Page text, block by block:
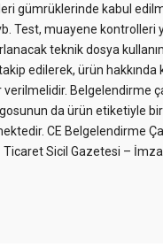
gümrüklerinde kabul
Test, muayene kontrolleri
teknik dosya
edilerek, ürün hakkında
Belgelendirme
da ürün etiketiyle
CE Belgelendirme
Sicil Gazetesi – İmza…